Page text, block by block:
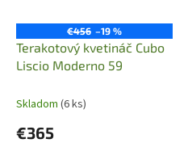
€456 –19 %
Terakotový kvetináč Cubo
Liscio Moderno 59
Skladom (6 ks)
€365